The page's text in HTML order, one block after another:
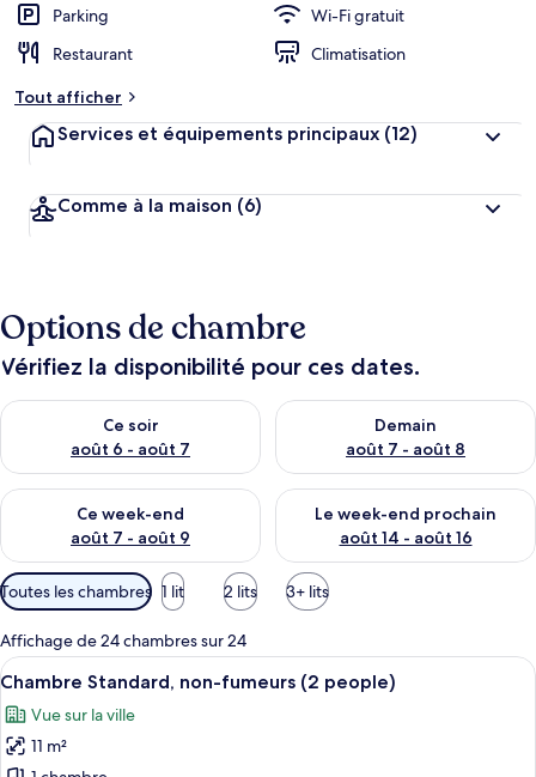
Parking
Wi-Fi gratuit
Restaurant
Climatisation
Tout afficher
Services et équipements principaux (12)
Comme à la maison (6)
Options de chambre
Vérifiez la disponibilité pour ces dates.
Ce soir
août 6 - août 7
Vérifier la disponibilité pour ce soir août 6 - août 7
Demain
août 7 - août 8
Vérifier la disponibilité pour
Ce week-end
août 7 - août 9
Vérifier la disponibilité pour ce week-end août 7 - août 9
Le week-end prochain
août 14 - août 16
Vérifier la disponibilité pour
Filtres
disponibles
pour
les
chambres
Toutes les chambres 1 lit 2 lits 3+ lits
Affichage de 24 chambres sur 24
Afficher
toutes
les
photos
Chambre Standard, non-fumeurs (2
15
Chambre Standard, non-fumeurs (2 people)
Vue sur la ville
11 m²